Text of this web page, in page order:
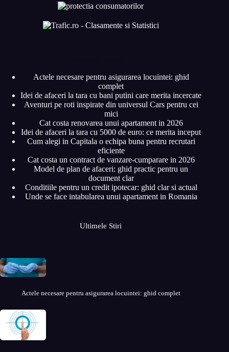
Actele necesare pentru asigurarea locuintei: ghid
complet
Idei de afaceri la tara cu bani putini care merita incercate
Aventuri pe roti inspirate din universul Cars pentru cei
mici
Cat costa renovarea unui apartament in 2026
Idei de afaceri la tara cu 5000 de euro: ce merita inceput
Cum alegi in Capitala o echipa buna pentru recrutari
eficiente
Cat costa un contract de vanzare-cumparare in 2026
Model de plan de afaceri: ghid practic pentru un
document clar
Conditiile pentru un credit ipotecar: ghid clar si actual
Unde se face intabularea unui apartament in Romania
Ultimele Stiri
Actele necesare pentru asigurarea locuintei: ghid complet